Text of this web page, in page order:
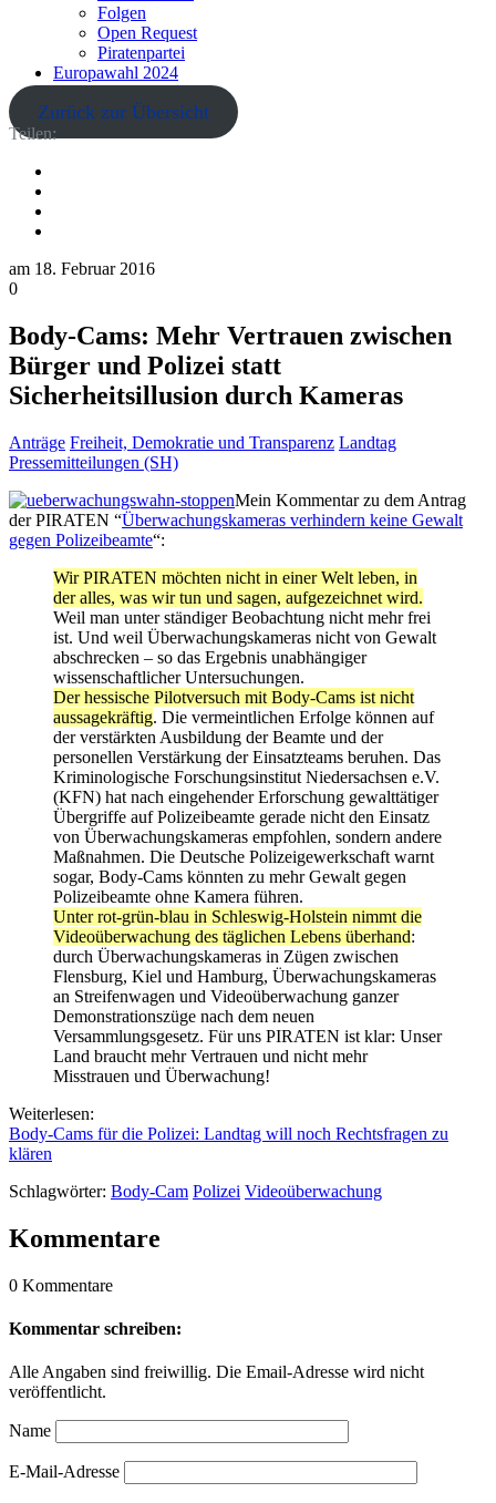
Folgen
Open Request
Piratenpartei
Europawahl 2024
Zurück zur Übersicht
Teilen:
am 18. Februar 2016
0
Body-Cams: Mehr Vertrauen zwischen
Bürger und Polizei statt
Sicherheitsillusion durch Kameras
Anträge Freiheit, Demokratie und Transparenz Landtag
Pressemitteilungen (SH)
Mein Kommentar zu dem Antrag
der PIRATEN “Überwachungskameras verhindern keine Gewalt
gegen Polizeibeamte“:
Wir PIRATEN möchten nicht in einer Welt leben, in
der alles, was wir tun und sagen, aufgezeichnet wird.
Weil man unter ständiger Beobachtung nicht mehr frei
ist. Und weil Überwachungskameras nicht von Gewalt
abschrecken – so das Ergebnis unabhängiger
wissenschaftlicher Untersuchungen.
Der hessische Pilotversuch mit Body-Cams ist nicht
aussagekräftig. Die vermeintlichen Erfolge können auf
der verstärkten Ausbildung der Beamte und der
personellen Verstärkung der Einsatzteams beruhen. Das
Kriminologische Forschungsinstitut Niedersachsen e.V.
(KFN) hat nach eingehender Erforschung gewalttätiger
Übergriffe auf Polizeibeamte gerade nicht den Einsatz
von Überwachungskameras empfohlen, sondern andere
Maßnahmen. Die Deutsche Polizeigewerkschaft warnt
sogar, Body-Cams könnten zu mehr Gewalt gegen
Polizeibeamte ohne Kamera führen.
Unter rot-grün-blau in Schleswig-Holstein nimmt die
Videoüberwachung des täglichen Lebens überhand:
durch Überwachungskameras in Zügen zwischen
Flensburg, Kiel und Hamburg, Überwachungskameras
an Streifenwagen und Videoüberwachung ganzer
Demonstrationszüge nach dem neuen
Versammlungsgesetz. Für uns PIRATEN ist klar: Unser
Land braucht mehr Vertrauen und nicht mehr
Misstrauen und Überwachung!
Weiterlesen:
Body-Cams für die Polizei: Landtag will noch Rechtsfragen zu
klären
Schlagwörter: Body-Cam Polizei Videoüberwachung
Kommentare
0 Kommentare
Kommentar schreiben:
Alle Angaben sind freiwillig. Die Email-Adresse wird nicht
veröffentlicht.
Name
E-Mail-Adresse